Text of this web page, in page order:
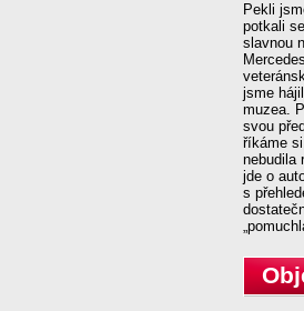
Pekli
potkali
slavnou
jsme
muzea.
svou
říkáme
nebudila
jde o
s